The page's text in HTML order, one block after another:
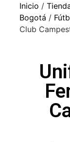
Inicio /
Bogotá /
Club